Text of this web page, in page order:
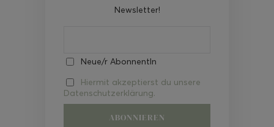
Newsletter!
Neue/r AbonnentIn
Hiermit akzeptierst du unsere
Datenschutzerklärung.